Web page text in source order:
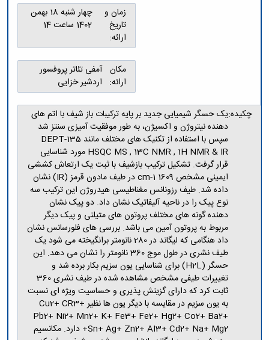
زمان و
تاریخ
ارائه:
چهار شنبه 18 بهمن
1402 ساعت 14
مکان
ارائه:
آمفی تئاتر پروفسور
اردشیر خزایی
چکیده:یک حسگر شیمیایی جدید بر پایه ترکیبات باز شیف با اتم های
دهنده نیتروژن و اکسیژن، به طور موفقیت آمیزی سنتز شد
سپس با استفاده از تکنیک های مختلف مانند DEPT-135
HSQC MS , 13C NMR , 1H NMR & IR مورد شناسایی
قرار گرفت. تشکیل ترکیب بازشیف با ثبت یک ارتعاش کششی
ایمینی مشخص 1609 cm-1 در طیف مادون قرمز (IR) نشان
داده شد. طیف رزونانس مغناطیسی هیدروژن این ترکیب سه
نوع پیک را در ناحیه آلیفاتیک نشان داد. دو پیک نشان
دهنده گونه های مختلف پروتون های متیلنی و پیک دیگر
مربوط به پروتون آمین می باشد. بررسی های فلورسانس نشان
داد هنگامی که لیگاند در 280 نانومتر برانگیخته می شود یک
طیف نشری در طول موج 360 نانومتر را نشان می دهد. این
حسگر (H2L) برای شناسایی یون سزیم بکار برده شد و
تغییرات طیفی مشخص مشاهده شده در طیف نشری 360
ثابت کرد که دارای گزینش پذیری و حساسیت ویژه ای نسبت
به یون سزیم در مقایسه با دیگر یون ها نظیر Cu2+ CR3+
Pb2+ Ni2+ Mn2+ K+ Fe3+ Fe2+ Hg2+ Co2+ Ba2+
Sn+ Ag+ Zn2+ AI3+ Cd2+ Na+ Mg2+ دارد. مکانسیم